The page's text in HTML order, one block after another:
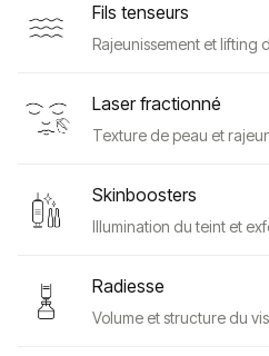
Fils tenseurs
Rajeunissement et lifting
Laser fractionné
Texture de peau et
Skinboosters
Illumination du teint et
Radiesse
Volume et structure du